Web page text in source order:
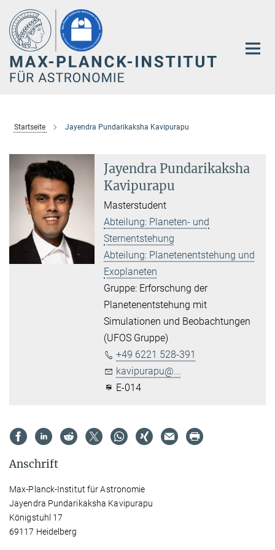
Hauptinhalt
Startseite Jayendra Pundarikaksha Kavipurapu
Jayendra Pundarikaksha
Kavipurapu
Masterstudent
Abteilung: Planeten- und
Sternentstehung
Abteilung: Planetenentstehung und
Exoplaneten
Gruppe: Erforschung der
Planetenentstehung mit
Simulationen und Beobachtungen
(UFOS Gruppe)
+49 6221 528-391
kavipurapu@...
E-014
Anschrift
Max-Planck-Institut für Astronomie
Jayendra Pundarikaksha Kavipurapu
Königstuhl 17
69117 Heidelberg